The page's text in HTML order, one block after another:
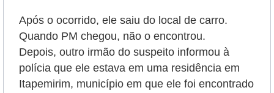
Após o ocorrido, ele saiu do local de carro.
Quando PM chegou, não o encontrou.
Depois, outro irmão do suspeito informou à
polícia que ele estava em uma residência em
Itapemirim, município em que ele foi encontrado